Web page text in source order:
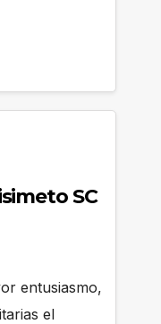
SC
entusiasmo,
el